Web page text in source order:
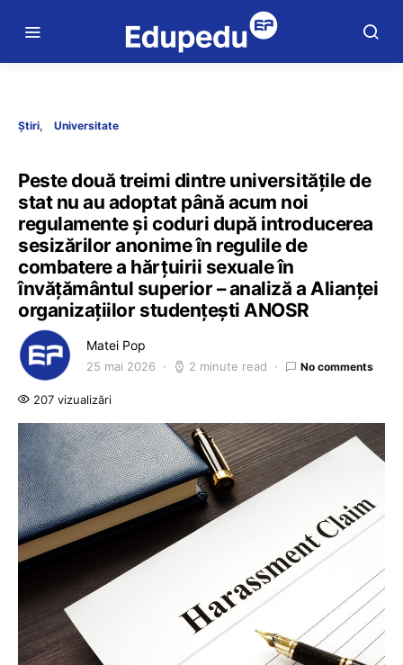
Știri Universitate
Peste două treimi dintre universitățile de
stat nu au adoptat până acum noi
regulamente și coduri după introducerea
sesizărilor anonime în regulile de
combatere a hărțuirii sexuale în
învățământul superior – analiză a Alianței
organizațiilor studențești ANOSR
Matei Pop
25 mai 2026 2 minute read No comments
207 vizualizări